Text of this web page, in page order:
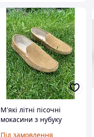
М'які літні пісочні
мокасини з нубуку
Під замовлення